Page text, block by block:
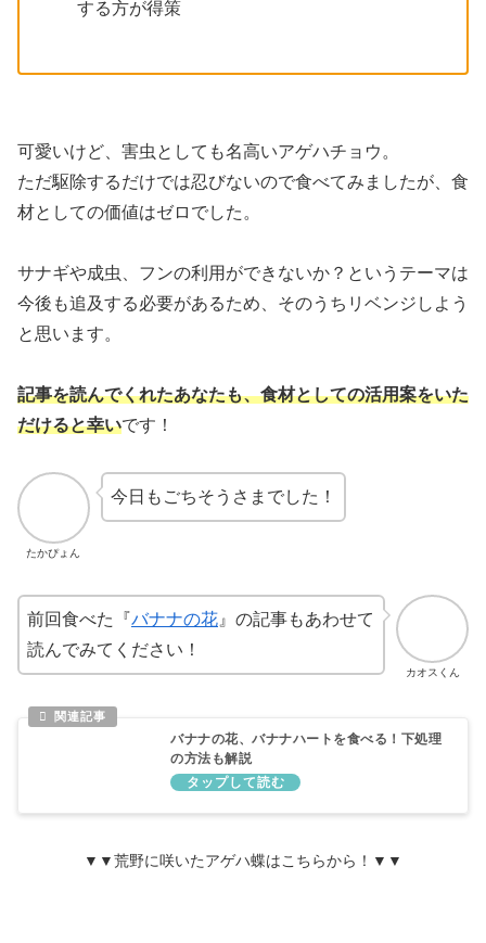
する方が得策
可愛いけど、害虫としても名高いアゲハチョウ。
ただ駆除するだけでは忍びないので食べてみましたが、食
材としての価値はゼロでした。
サナギや成虫、フンの利用ができないか？というテーマは
今後も追及する必要があるため、そのうちリベンジしよう
と思います。
記事を読んでくれたあなたも、食材としての活用案をいた
だけると幸いです！
たかぴょん
今日もごちそうさまでした！
カオスくん
前回食べた『バナナの花 』の記事もあわせて
読んでみてください！
バナナの花、バナナハートを食べる！下処理
の方法も解説
▼▼荒野に咲いたアゲハ蝶はこちらから！▼▼